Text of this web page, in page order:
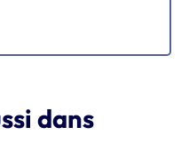
dans